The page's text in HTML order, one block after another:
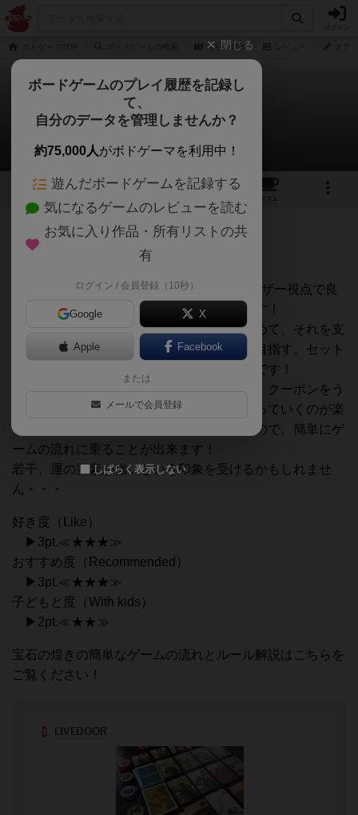
宝石の煌き
宝石の煌き
オグランド（Oguland）さんのレビュー
69 25 161
カフェ
751名 0名 6年以上前
ボードゲームを1,000個以上持っているユーザー視点で良
かった点と悪かった点の両面から紹介します！
宝石の煌きは、必要なコスト分の宝石を集めて、それを支
払うことでカードを集めていき目標点数を目指す、セット
コレクションタイプの面白いカードゲームです！
宝石をなるべく効率よく獲得するとともに、クーポンをう
まく活用するのがポイントで、これが集まっていくのが楽
しいです。自分の番に出来ることが少ないので、簡単にゲ
ームの流れに乗ることが出来ます！
若干、運の要素が強いという印象を受けるかもしれませ
ん・・・
好き度（Like）
▶3pt.≪★★★≫
おすすめ度（Recommended）
▶3pt.≪★★★≫
子どもと度（With kids）
▶2pt.≪★★≫
宝石の煌きの簡単なゲームの流れとルール解説はこちらを
ご覧ください！
閉じる
ボードゲームのプレイ履歴を記録し
て、
自分のデータを管理しませんか？
約75,000人がボドゲーマを利用中！
遊んだボードゲームを記録する
気になるゲームのレビューを読む
お気に入り作品・所有リストの共
有
ログイン / 会員登録（10秒）
Google X
Apple Facebook
または
メールで会員登録
しばらく表示しない